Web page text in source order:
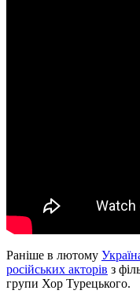
Раніше в лютому
російських акторів з
групи Хор Турецького.